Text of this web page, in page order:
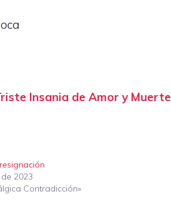
Insania de Amor y Muerte
2023
Contradicción»